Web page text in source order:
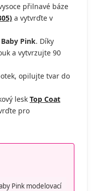
přilnavé báze
a vytvrďte v
Baby Pink. Díky
a vytvrzujte 90
opilujte tvar do
lesk Top Coat
pro
Pink modelovací